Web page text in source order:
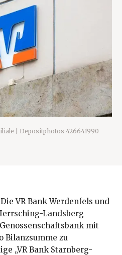
| Depositphotos 426641990
VR Bank Werdenfels und
Landsberg
mit
Bilanzsumme zu
„VR Bank Starnberg-